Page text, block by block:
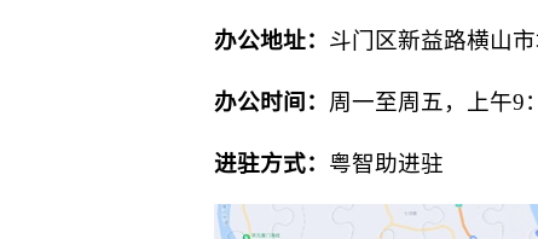
办公地址： 斗门区新益路横山
办公时间： 周一至周五，上午9
进驻方式： 粤智助进驻